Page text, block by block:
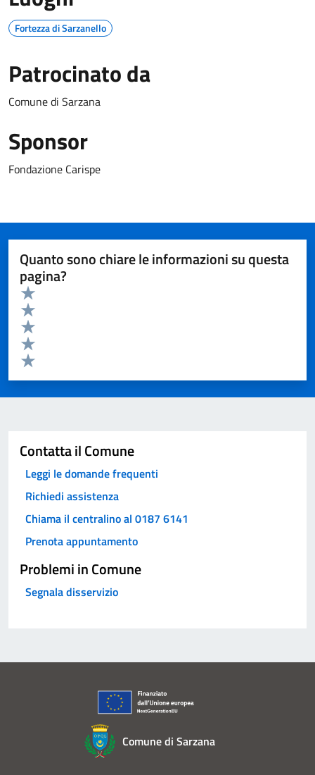
Fortezza di Sarzanello
Patrocinato da
Comune di Sarzana
Sponsor
Fondazione Carispe
Quanto sono chiare le informazioni su questa
pagina?
Valuta da 1 a 5 stelle la pagina
Valuta 5 stelle su 5
Valuta 4 stelle su 5
Valuta 3 stelle su 5
Valuta 2 stelle su 5
Valuta 1 stelle su 5
Contatta il Comune
Leggi le domande frequenti
Richiedi assistenza
Chiama il centralino al 0187 6141
Prenota appuntamento
Problemi in Comune
Segnala disservizio
Comune di Sarzana